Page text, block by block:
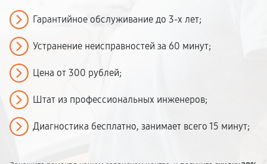
Гарантийное обслуживание до 3-х лет;
Устранение неисправностей за 60 минут;
Цена от 300 рублей;
Штат из профессиональных инженеров;
Диагностика бесплатно, занимает всего 15 минут;